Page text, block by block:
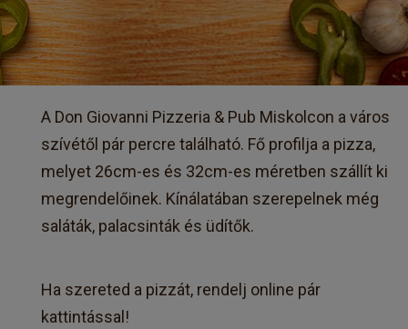
A Don Giovanni Pizzeria & Pub Miskolcon a város
szívétől pár percre található. Fő profilja a pizza,
melyet 26cm-es és 32cm-es méretben szállít ki
megrendelőinek. Kínálatában szerepelnek még
saláták, palacsinták és üdítők.
Ha szereted a pizzát, rendelj online pár
kattintással!